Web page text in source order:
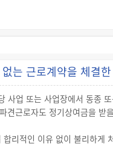
로 파견근로자를 사용하는
는 근로계약을 체결
사업 또는 사업장에서 동종
견근로자도 정기상여금을 받
리적인 이유 없이 불리하게